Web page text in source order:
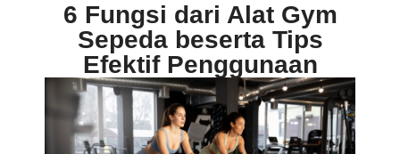
6 Fungsi dari Alat Gym
Sepeda beserta Tips
Efektif Penggunaan